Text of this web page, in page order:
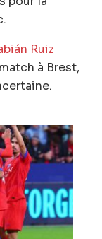
Ruiz
à Brest,